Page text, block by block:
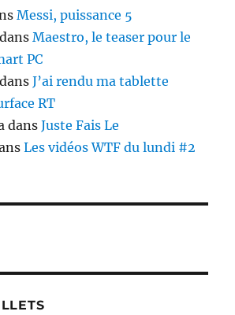
Messi, puissance 5
dansMaestro, le teaser pour le
PC
dansJ’ai rendu ma tablette
RT
dansJuste Fais Le
Les vidéos WTF du lundi #2